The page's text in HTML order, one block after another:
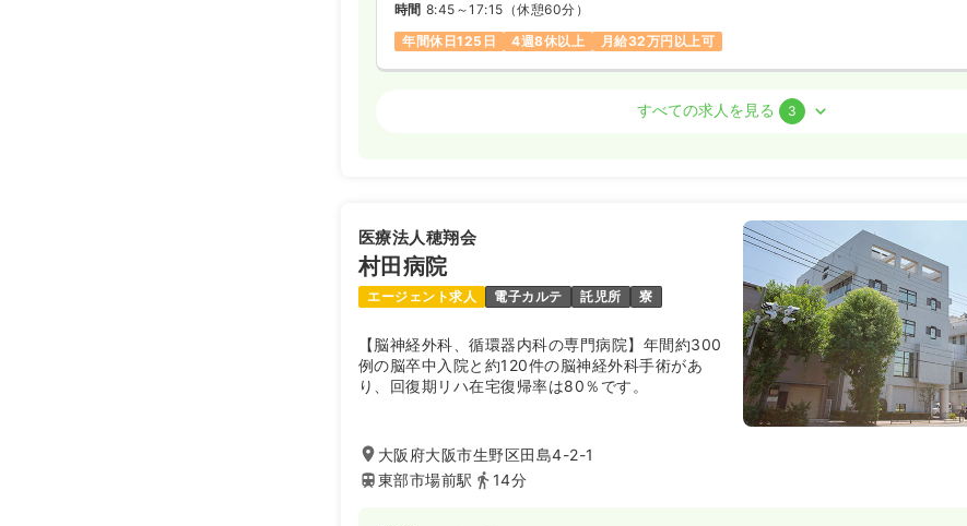
時間 8:45～17:15 （休憩60分）
年間休日125日
4週8休以上 月給32万円以上可
時間 8:45～17:15
年間休日124日
2交代（常勤）
時間 9:00～17:00
気になる
すべての求人を見る 3
医療法人穂翔会
村田病院
エージェント求人 電子カルテ 託児所 寮
【脳神経外科、循環器内科の専門病院】年間約300
例の脳卒中入院と約120件の脳神経外科手術があ
り、回復期リハ在宅復帰率は80％です。
大阪府大阪市生野区田島4-2-1
東部市場前駅
14分